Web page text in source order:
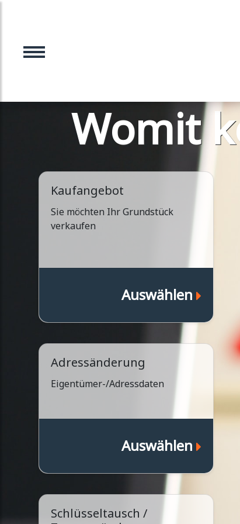
Womit
Kaufangebot
Sie möchten Ihr Grundstück
verkaufen
Auswählen
Adressänderung
Eigentümer-/Adressdaten
Auswählen
Schlüsseltausch /